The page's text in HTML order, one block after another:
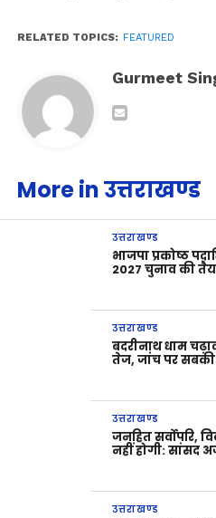
RELATED TOPICS: FEATURED
Gurmeet
More in उत्तराखण्ड
उत्तराखण्ड
भाजपा प्रकोष्ठ
2027 चुनाव की
उत्तराखण्ड
बदरीनाथ धाम
तेज, जांच पर
उत्तराखण्ड
जनहित सर्वोपरि,
नहीं होगी: सांसद
उत्तराखण्ड